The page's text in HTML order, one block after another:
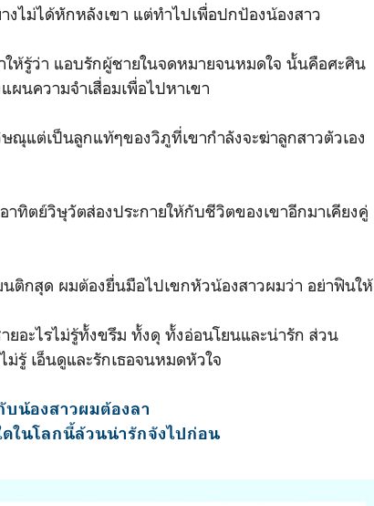
งไม่ได้หักหลังเขา แต่ทำไปเพื่อปกป้องน้องสาว
ห้รู้ว่า แอบรักผู้ชายในจดหมายจนหมดใจ นั้นคือศะศิน
ผนความจำเสื่อมเพื่อไปหาเขา
ณุแต่เป็นลูกแท้ๆของวิภูที่เขากำลังจะฆ่าลูกสาวตัวเอง
ทิตย์วิษุวัตส่องประกายให้กับชีวิตของเขาอีกมาเคียงคู่
นติกสุด ผมต้องยื่นมือไปเขกหัวน้องสาวผมว่า อย่าฟินให้
ยอะไรไม่รู้ทั้งขรึม ทั้งดุ ทั้งอ่อนโยนและน่ารัก ส่วน
ม่รู้ เอ็นดูและรักเธอจนหมดหัวใจ
น้องสาวผมต้องลา
ดในโลกนี้ล้วนน่ารักจังไปก่อน